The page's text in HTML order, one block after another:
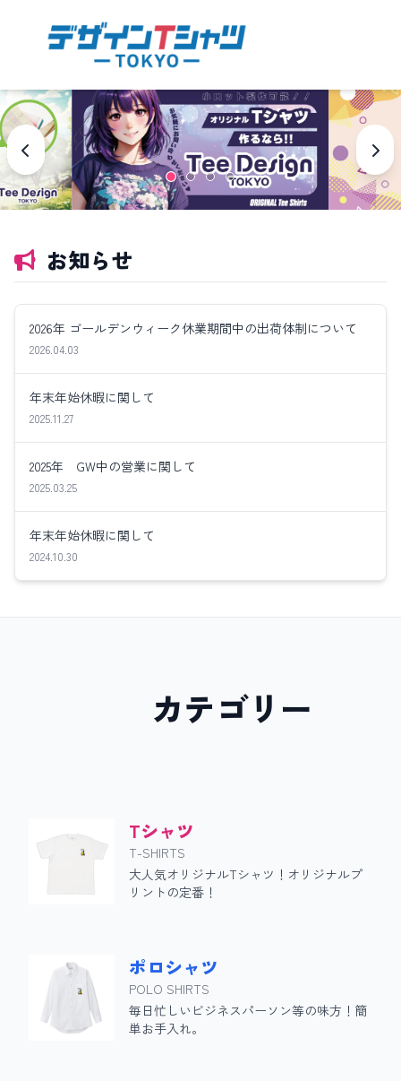
お知らせ
2026年 ゴールデンウィーク休業期間中の出荷体制について
2026.04.03
年末年始休暇に関して
2025.11.27
2025年 GW中の営業に関して
2025.03.25
年末年始休暇に関して
2024.10.30
カテゴリー
Tシャツ
T-SHIRTS
大人気オリジナルTシャツ！オリジナルプ
リントの定番！
ポロシャツ
POLO SHIRTS
毎日忙しいビジネスパーソン等の味方！簡
単お手入れ。